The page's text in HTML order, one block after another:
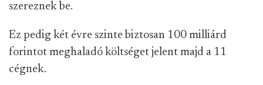
szereznek be.
Ez pedig két évre szinte biztosan 100 milliárd
forintot meghaladó költséget jelent majd a 11
cégnek.